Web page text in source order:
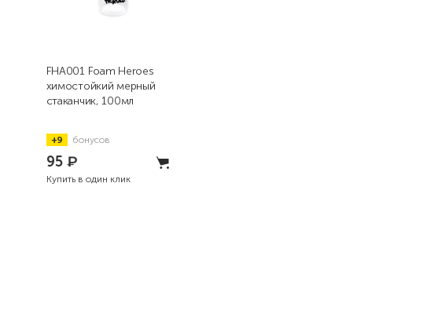
FHA001 Foam Heroes
химостойкий мерный
стаканчик, 100мл
+9 бонусов
95 ₽
Купить в один клик